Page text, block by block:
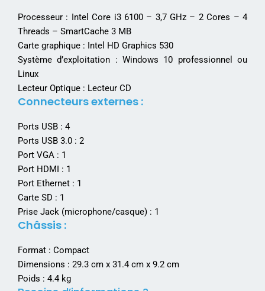
Processeur : Intel Core i3 6100 – 3,7 GHz – 2 Cores – 4
Threads – SmartCache 3 MB
Carte graphique : Intel HD Graphics 530
Système d’exploitation : Windows 10 professionnel ou
Linux
Lecteur Optique : Lecteur CD
Connecteurs externes :
Ports USB : 4
Ports USB 3.0 : 2
Port VGA : 1
Port HDMI : 1
Port Ethernet : 1
Carte SD : 1
Prise Jack (microphone/casque) : 1
Châssis :
Format : Compact
Dimensions : 29.3 cm x 31.4 cm x 9.2 cm
Poids : 4.4 kg